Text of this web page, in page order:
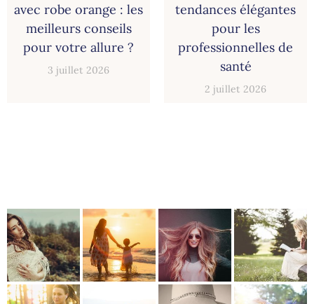
avec robe orange : les
meilleurs conseils
pour votre allure ?
3 juillet 2026
tendances élégantes
pour les
professionnelles de
santé
2 juillet 2026